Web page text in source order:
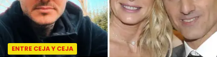
ENTRE CEJA Y CEJA